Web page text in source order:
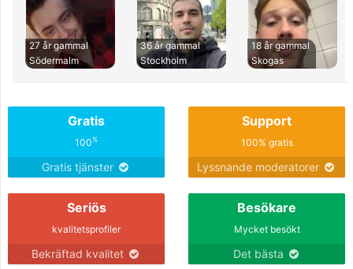
27 år gammal
Södermalm
36 år gammal
Stockholm
18 år gammal
Skogas
Gratis
100%
Gratis tjänster
Support
100% gratis
Lyssnande moderatorer
Seriös
kvalitetsprofiler
Bekräftad kvalitet
Besökare
Mycket besökt
Det bästa